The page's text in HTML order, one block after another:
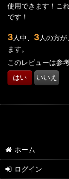
使用できます！こ
です！
3人中、 3人の方
ます。
このレビューは参
はい いいえ
ホーム
ログイン